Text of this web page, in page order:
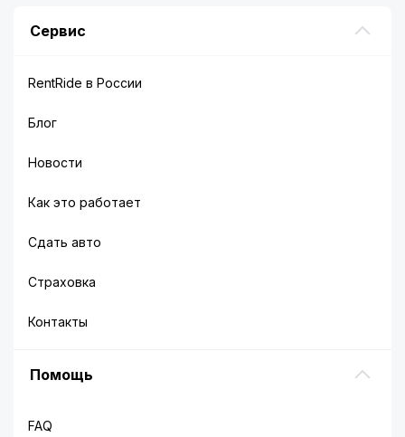
Сервис
RentRide в России
Блог
Новости
Как это работает
Сдать авто
Страховка
Контакты
Помощь
FAQ